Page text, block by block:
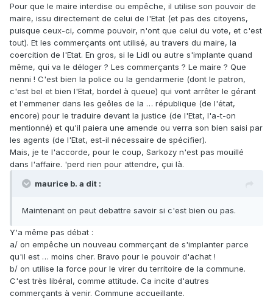
Pour que le maire interdise ou empêche, il utilise son pouvoir de
maire, issu directement de celui de l'Etat (et pas des citoyens,
puisque ceux-ci, comme pouvoir, n'ont que celui du vote, et c'est
tout). Et les commerçants ont utilisé, au travers du maire, la
coercition de l'Etat. En gros, si le Lidl ou autre s'implante quand
même, qui va le déloger ? Les commerçants ? Le maire ? Que
nenni ! C'est bien la police ou la gendarmerie (dont le patron,
c'est bel et bien l'Etat, bordel à queue) qui vont arrêter le gérant
et l'emmener dans les geôles de la … république (de l'état,
encore) pour le traduire devant la justice (de l'Etat, l'a-t-on
mentionné) et qu'il paiera une amende ou verra son bien saisi par
les agents (de l'Etat, est-il nécessaire de spécifier).
Mais, je te l'accorde, pour le coup, Sarkozy n'est pas mouillé
dans l'affaire. 'perd rien pour attendre, çui là.
maurice b. a dit :
Maintenant on peut debattre savoir si c'est bien ou pas.
Y'a même pas débat :
a/ on empêche un nouveau commerçant de s'implanter parce
qu'il est … moins cher. Bravo pour le pouvoir d'achat !
b/ on utilise la force pour le virer du territoire de la commune.
C'est très libéral, comme attitude. Ca incite d'autres
commerçants à venir. Commune accueillante.